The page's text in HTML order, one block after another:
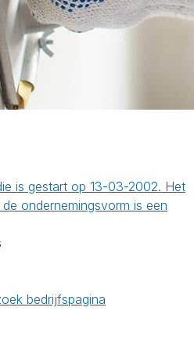
is gestart op 13-03-2002. Het
ondernemingsvorm is een
bedrijfspagina